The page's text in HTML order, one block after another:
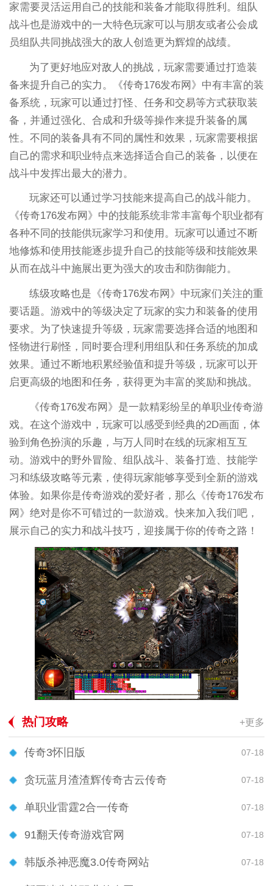
家需要灵活运用自己的技能和装备才能取得胜利。组队
战斗也是游戏中的一大特色玩家可以与朋友或者公会成
员组队共同挑战强大的敌人创造更为辉煌的战绩。
为了更好地应对敌人的挑战，玩家需要通过打造装
备来提升自己的实力。《传奇176发布网》中有丰富的装
备系统，玩家可以通过打怪、任务和交易等方式获取装
备，并通过强化、合成和升级等操作来提升装备的属
性。不同的装备具有不同的属性和效果，玩家需要根据
自己的需求和职业特点来选择适合自己的装备，以便在
战斗中发挥出最大的潜力。
玩家还可以通过学习技能来提高自己的战斗能力。
《传奇176发布网》中的技能系统非常丰富每个职业都有
各种不同的技能供玩家学习和使用。玩家可以通过不断
地修炼和使用技能逐步提升自己的技能等级和技能效果
从而在战斗中施展出更为强大的攻击和防御能力。
练级攻略也是《传奇176发布网》中玩家们关注的重
要话题。游戏中的等级决定了玩家的实力和装备的使用
要求。为了快速提升等级，玩家需要选择合适的地图和
怪物进行刷怪，同时要合理利用组队和任务系统的加成
效果。通过不断地积累经验值和提升等级，玩家可以开
启更高级的地图和任务，获得更为丰富的奖励和挑战。
《传奇176发布网》是一款精彩纷呈的单职业传奇游
戏。在这个游戏中，玩家可以感受到经典的2D画面，体
验到角色扮演的乐趣，与万人同时在线的玩家相互互
动。游戏中的野外冒险、组队战斗、装备打造、技能学
习和练级攻略等元素，使得玩家能够享受到全新的游戏
体验。如果你是传奇游戏的爱好者，那么《传奇176发布
网》绝对是你不可错过的一款游戏。快来加入我们吧，
展示自己的实力和战斗技巧，迎接属于你的传奇之路！
热门攻略 +更多
传奇3怀旧版 07-18
贪玩蓝月渣渣辉传奇古云传奇 07-18
单职业雷霆2合一传奇 07-18
91翻天传奇游戏官网 07-18
韩版杀神恶魔3.0传奇网站 07-18